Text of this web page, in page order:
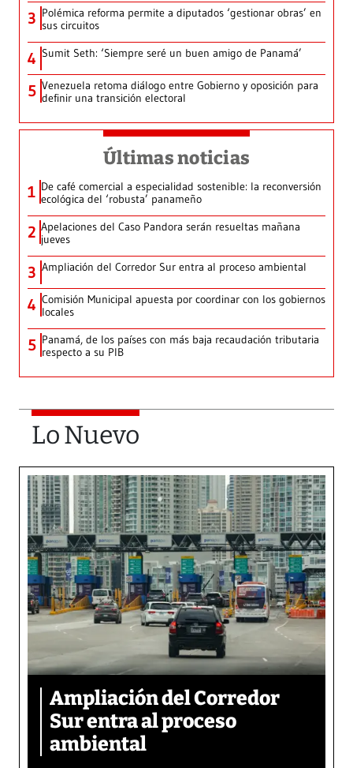
3 Polémica reforma permite a diputados ‘gestionar obras’ en
sus circuitos
4 Sumit Seth: ‘Siempre seré un buen amigo de Panamá’
5 Venezuela retoma diálogo entre Gobierno y oposición para
definir una transición electoral
Últimas noticias
1 De café comercial a especialidad sostenible: la reconversión
ecológica del ‘robusta’ panameño
2 Apelaciones del Caso Pandora serán resueltas mañana
jueves
3 Ampliación del Corredor Sur entra al proceso ambiental
4 Comisión Municipal apuesta por coordinar con los gobiernos
locales
5 Panamá, de los países con más baja recaudación tributaria
respecto a su PIB
Lo Nuevo
Ampliación del Corredor
Sur entra al proceso
ambiental